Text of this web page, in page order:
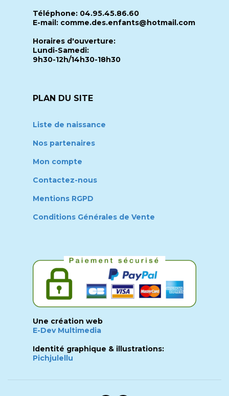
Téléphone: 04.95.45.86.60
E-mail: comme.des.enfants@hotmail.com
Horaires d'ouverture:
Lundi-Samedi:
9h30-12h/14h30-18h30
PLAN DU SITE
Liste de naissance
Nos partenaires
Mon compte
Contactez-nous
Mentions RGPD
Conditions Générales de Vente
Une création web
E-Dev Multimedia
Identité graphique & illustrations:
Pichjulellu